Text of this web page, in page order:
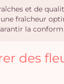
et de
fraîcheur
la
des